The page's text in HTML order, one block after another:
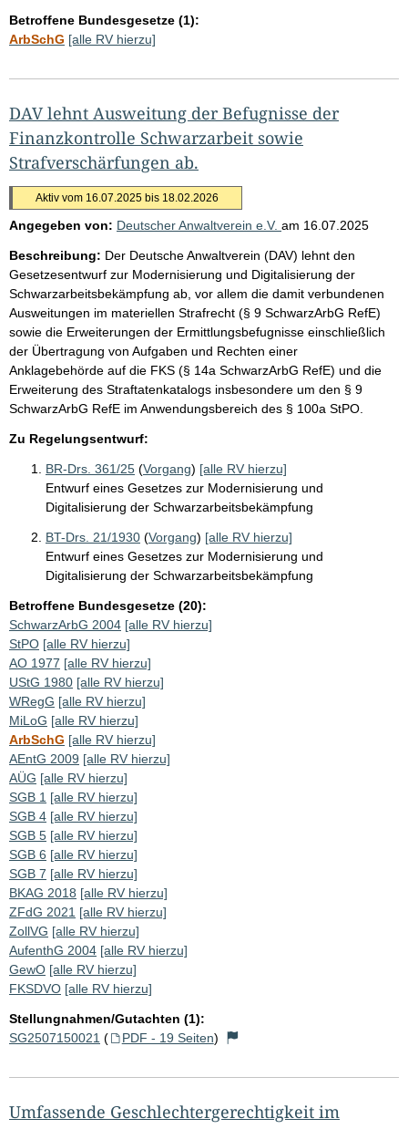
Betroffene Bundesgesetze (1):
ArbSchG [alle RV hierzu]
DAV lehnt Ausweitung der Befugnisse der
Finanzkontrolle Schwarzarbeit sowie
Strafverschärfungen ab.
Aktiv vom 16.07.2025 bis 18.02.2026
Angegeben von: Deutscher Anwaltverein e.V. am 16.07.2025
Beschreibung: Der Deutsche Anwaltverein (DAV) lehnt den
Gesetzesentwurf zur Modernisierung und Digitalisierung der
Schwarzarbeitsbekämpfung ab, vor allem die damit verbundenen
Ausweitungen im materiellen Strafrecht (§ 9 SchwarzArbG RefE)
sowie die Erweiterungen der Ermittlungsbefugnisse einschließlich
der Übertragung von Aufgaben und Rechten einer
Anklagebehörde auf die FKS (§ 14a SchwarzArbG RefE) und die
Erweiterung des Straftatenkatalogs insbesondere um den § 9
SchwarzArbG RefE im Anwendungsbereich des § 100a StPO.
Zu Regelungsentwurf:
BR-Drs. 361/25 (Vorgang) [alle RV hierzu]
Entwurf eines Gesetzes zur Modernisierung und
Digitalisierung der Schwarzarbeitsbekämpfung
BT-Drs. 21/1930 (Vorgang) [alle RV hierzu]
Entwurf eines Gesetzes zur Modernisierung und
Digitalisierung der Schwarzarbeitsbekämpfung
Betroffene Bundesgesetze (20):
SchwarzArbG 2004 [alle RV hierzu]
StPO [alle RV hierzu]
AO 1977 [alle RV hierzu]
UStG 1980 [alle RV hierzu]
WRegG [alle RV hierzu]
MiLoG [alle RV hierzu]
ArbSchG [alle RV hierzu]
AEntG 2009 [alle RV hierzu]
AÜG [alle RV hierzu]
SGB 1 [alle RV hierzu]
SGB 4 [alle RV hierzu]
SGB 5 [alle RV hierzu]
SGB 6 [alle RV hierzu]
SGB 7 [alle RV hierzu]
BKAG 2018 [alle RV hierzu]
ZFdG 2021 [alle RV hierzu]
ZollVG [alle RV hierzu]
AufenthG 2004 [alle RV hierzu]
GewO [alle RV hierzu]
FKSDVO [alle RV hierzu]
Stellungnahmen/Gutachten (1):
SG2507150021 ( PDF - 19 Seiten)
Umfassende Geschlechtergerechtigkeit im